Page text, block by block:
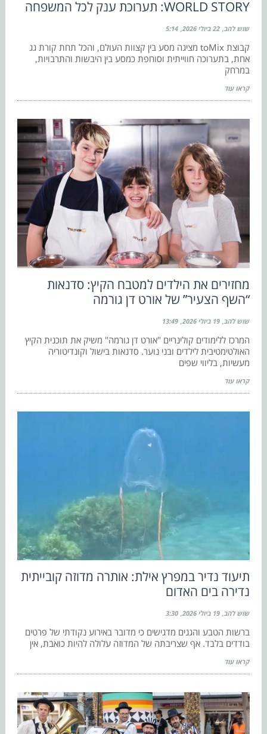
WORLD STORY: תערוכת ענק לכל המשפחה
שוש להב 22 ביולי 2026 5:14
קבוצת toMix מציגה מסע בין קצוות העולם, והכל תחת קורת גג
אחת, בתערוכה חווייתית וסוחפת כמסע בין היבשות והתרבויות,
במרחק
קראו עוד
מחזירים את הילדים למטבח הקיץ: סדנאות
“השף הצעיר” של אורט דן גורמה
שוש להב 19 ביולי 2026 13:49
המרכז ללימודים קולינריים "אורט דן גורמה" משיק את תוכנית הקיץ
האולטימטיבית לילדים ובני נוער. סדנאות בישול וקונדיטוריה
מעשיות, בליווי שפים
קראו עוד
תיעוד נדיר במפרץ אילת: אותרה מדוזה קובייתית
נדירה בים האדום
שוש להב 19 ביולי 2026 3:30
ברשות הטבע והגנים מדגישים כי מדובר באירוע נקודתי של פרטים
בודדים בלבד. אף שצריבתה של המדוזה עלולה להיות כואבת, אין
קראו עוד